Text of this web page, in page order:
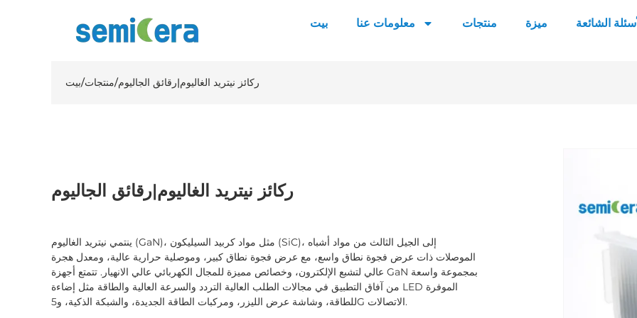
بيت معلومات عنا منتجات ميزة الشائعة
بيت/منتجات/ركائز نيتريد الغاليوم|رقائق الجاليوم
ركائز نيتريد الغاليوم|رقائق الجاليوم
ينتمي نيتريد الغاليوم (GaN)، مثل مواد كربيد السيليكون (SiC)، إلى الجيل الثالث من مواد أشباه
الموصلات ذات عرض فجوة نطاق واسع، مع عرض فجوة نطاق كبير، وموصلية حرارية عالية، ومعدل هجرة
عالي لتشبع الإلكترون، وخصائص مميزة للمجال الكهربائي عالي الانهيار. تتمتع أجهزة GaN بمجموعة واسعة
من آفاق التطبيق في مجالات الطلب العالية التردد والسرعة العالية والطاقة مثل إضاءة LED الموفرة
للطاقة، وشاشة عرض الليزر، ومركبات الطاقة الجديدة، والشبكة الذكية، و5G الاتصالات.